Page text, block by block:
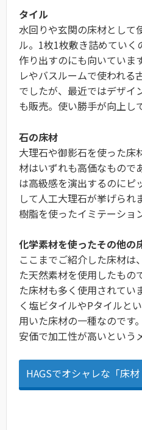
タイル
水回りや玄関の床材として
ル。1枚1枚敷き詰めていく
作り出すのにも向いていま
レやバスルームで使われる
でしたが、最近ではデザイ
も販売。使い勝手が向上し
石の床材
大理石や御影石を使った床
材はいずれも高価なもので
は高級感を演出するのにピ
して人工大理石が挙げられ
樹脂を使ったイミテーショ
化学素材を使ったその他の
ここまでご紹介した床材は
た天然素材を使用したもの
た床材も多く使用されてい
く塩ビタイルやPタイルと
用いた床材の一種なのです
安価で加工性が高いという
HAGSでオシャレな「床